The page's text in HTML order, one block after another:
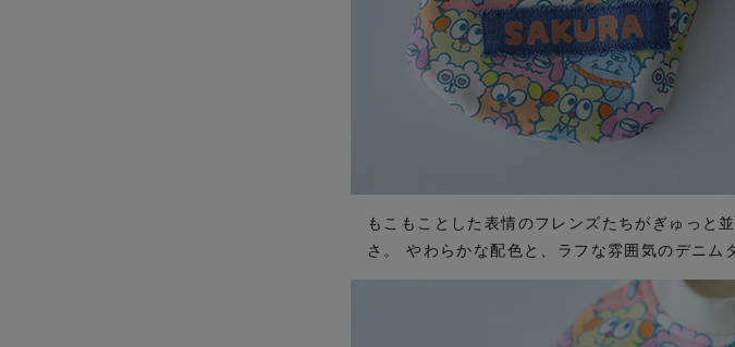
もこもことした表情のフレンズたちがぎゅっと
さ。 やわらかな配色と、ラフな雰囲気のデニム